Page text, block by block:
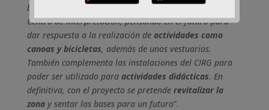
bici, kiosko y la construcción de un edificio próximo al
Centro de Interpretación, pensando en el futuro para
dar respuesta a la realización deactividades como
canoas y bicicletas, además de unos vestuarios.
También complementa las instalaciones del CIRG para
poder ser utilizado para actividades didácticas. En
definitiva, con el proyecto se pretenderevitalizar la
zonay sentar las bases para un futuro”.